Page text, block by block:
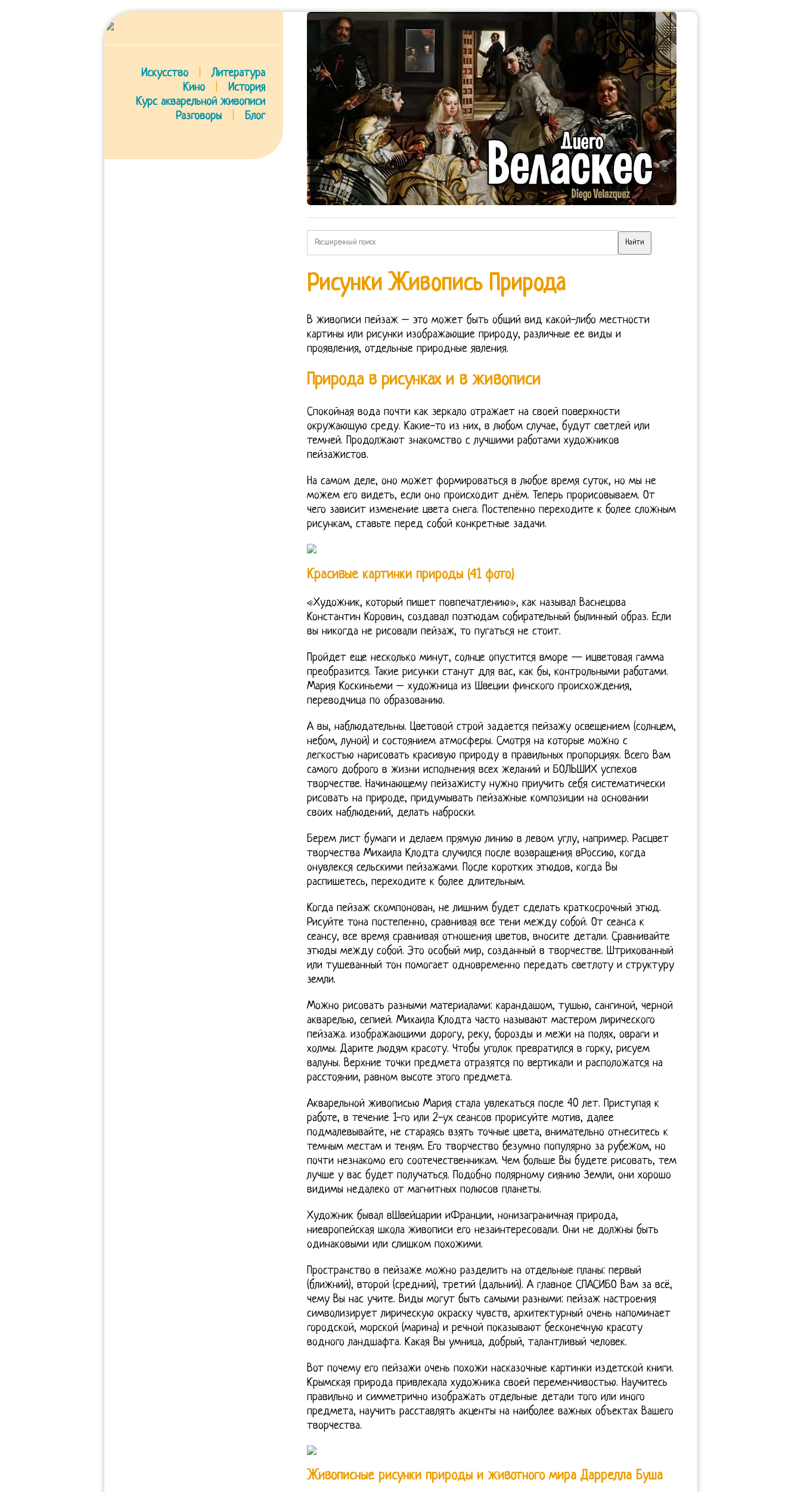
Искусство
Литература
Кино
История
Курс акварельной живописи
Разговоры
Блог
Рисунки Живопись Природа
В живописи пейзаж – это может быть общий вид какой-либо местности
картины или рисунки изображающие природу, различные ее виды и
проявления, отдельные природные явления.
Природа в рисунках и в живописи
Спокойная вода почти как зеркало отражает на своей поверхности
окружающую среду. Какие-то из них, в любом случае, будут светлей или
темней. Продолжают знакомство с лучшими работами художников
пейзажистов.
На самом деле, оно может формироваться в любое время суток, но мы не
можем его видеть, если оно происходит днём. Теперь прорисовываем. От
чего зависит изменение цвета снега. Постепенно переходите к более сложным
рисункам, ставьте перед собой конкретные задачи.
Красивые картинки природы (41 фото)
«Художник, который пишет повпечатлению», как называл Васнецова
Константин Коровин, создавал поэтюдам собирательный былинный образ. Если
вы никогда не рисовали пейзаж, то пугаться не стоит.
Пройдет еще несколько минут, солнце опустится вморе — ицветовая гамма
преобразится. Такие рисунки станут для вас, как бы, контрольными работами.
Мария Коскиньеми – художница из Швеции финского происхождения,
переводчица по образованию.
А вы, наблюдательны. Цветовой строй задается пейзажу освещением (солнцем,
небом, луной) и состоянием атмосферы. Смотря на которые можно с
легкостью нарисовать красивую природу в правильных пропорциях. Всего Вам
самого доброго в жизни исполнения всех желаний и БОЛЬШИХ успехов
творчестве. Начинающему пейзажисту нужно приучить себя систематически
рисовать на природе, придумывать пейзажные композиции на основании
своих наблюдений, делать наброски.
Берем лист бумаги и делаем прямую линию в левом углу, например. Расцвет
творчества Михаила Клодта случился после возвращения вРоссию, когда
онувлекся сельскими пейзажами. После коротких этюдов, когда Вы
распишетесь, переходите к более длительным.
Когда пейзаж скомпонован, не лишним будет сделать краткосрочный этюд.
Рисуйте тона постепенно, сравнивая все тени между собой. От сеанса к
сеансу, все время сравнивая отношения цветов, вносите детали. Сравнивайте
этюды между собой. Это особый мир, созданный в творчестве. Штрихованный
или тушеванный тон помогает одновременно передать светлоту и структуру
земли.
Можно рисовать разными материалами: карандашом, тушью, сангиной, черной
акварелью, сепией. Михаила Клодта часто называют мастером лирического
пейзажа. изображающими дорогу, реку, борозды и межи на полях, овраги и
холмы. Дарите людям красоту. Чтобы уголок превратился в горку, рисуем
валуны. Верхние точки предмета отразятся по вертикали и расположатся на
расстоянии, равном высоте этого предмета.
Акварельной живописью Мария стала увлекаться после 40 лет. Приступая к
работе, в течение 1-го или 2-ух сеансов прорисуйте мотив, далее
подмалевывайте, не стараясь взять точные цвета, внимательно отнеситесь к
темным местам и теням. Его творчество безумно популярно за рубежом, но
почти незнакомо его соотечественникам. Чем больше Вы будете рисовать, тем
лучше у вас будет получаться. Подобно полярному сиянию Земли, они хорошо
видимы недалеко от магнитных полюсов планеты.
Художник бывал вШвейцарии иФранции, нонизаграничная природа,
ниевропейская школа живописи его незаинтересовали. Они не должны быть
одинаковыми или слишком похожими.
Пространство в пейзаже можно разделить на отдельные планы: первый
(ближний), второй (средний), третий (дальний). А главное СПАСИБО Вам за всё,
чему Вы нас учите. Виды могут быть самыми разными: пейзаж настроения
символизирует лирическую окраску чувств, архитектурный очень напоминает
городской, морской (марина) и речной показывают бесконечную красоту
водного ландшафта. Какая Вы умница, добрый, талантливый человек.
Вот почему его пейзажи очень похожи насказочные картинки издетской книги.
Крымская природа привлекала художника своей переменчивостью. Научитесь
правильно и симметрично изображать отдельные детали того или иного
предмета, научить расставлять акценты на наиболее важных объектах Вашего
творчества.
Живописные рисунки природы и животного мира Даррелла Буша